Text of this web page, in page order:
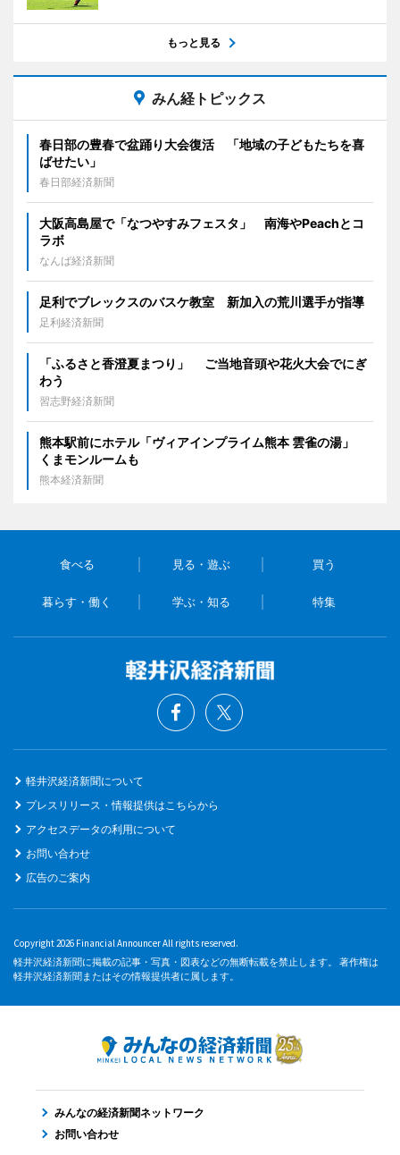
もっと見る
みん経トピックス
春日部の豊春で盆踊り大会復活 「地域の子どもたちを喜
ばせたい」
春日部経済新聞
大阪高島屋で「なつやすみフェスタ」 南海やPeachとコ
ラボ
なんば経済新聞
足利でブレックスのバスケ教室 新加入の荒川選手が指導
足利経済新聞
「ふるさと香澄夏まつり」 ご当地音頭や花火大会でにぎ
わう
習志野経済新聞
熊本駅前にホテル「ヴィアインプライム熊本 雲雀の湯」
くまモンルームも
熊本経済新聞
食べる 見る・遊ぶ 買う
暮らす・働く 学ぶ・知る 特集
軽井沢経済新聞について
プレスリリース・情報提供はこちらから
アクセスデータの利用について
お問い合わせ
広告のご案内
Copyright 2026 Financial Announcer All rights reserved.
軽井沢経済新聞に掲載の記事・写真・図表などの無断転載を禁止します。 著作権は
軽井沢経済新聞またはその情報提供者に属します。
みんなの経済新聞ネットワーク
お問い合わせ